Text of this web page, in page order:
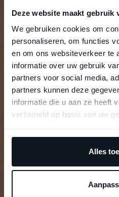
Deze website maakt gebruik
We gebruiken cookies om
personaliseren, om functies
en om ons websiteverkeer te
informatie over uw gebruik
partners voor social media,
partners kunnen deze
informatie die u aan ze heeft
verzameld op basis van uw
Alles